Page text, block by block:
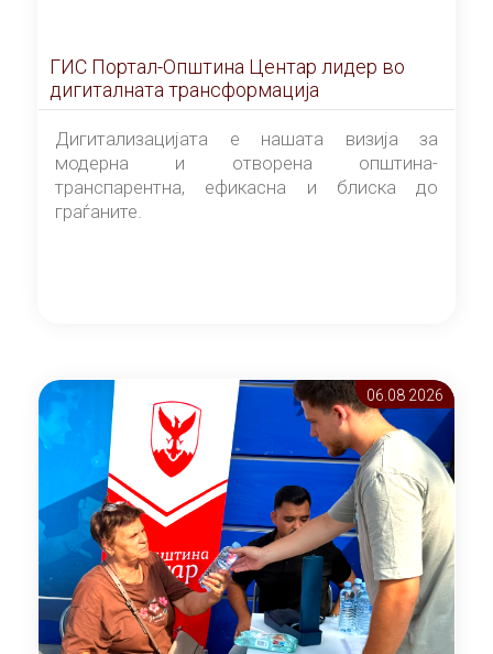
ГИС Портал-Општина Центар лидер во
дигиталната трансформација
Дигитализацијата е нашата визија за
модерна и отворена општина-
транспарентна, ефикасна и блиска до
граѓаните.
06.08 2026